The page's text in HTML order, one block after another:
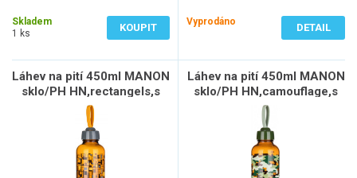
Skladem
1 ks
KOUPIT
Vyprodáno
DETAIL
Láhev na pití 450ml MANON
sklo/PH HN,rectangels,s
poutkem
Láhev na pití 450ml MANON
sklo/PH HN,camouflage,s
poutkem